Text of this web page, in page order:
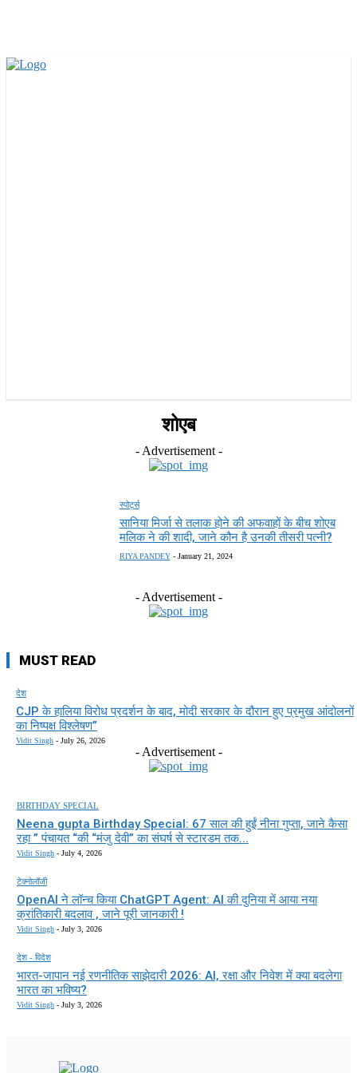
शोएब
- Advertisement -
स्पोर्ट्स
सानिया मिर्जा से तलाक होने की अफवाहों के बीच शोएब
मलिक ने की शादी, जाने कौन है उनकी तीसरी पत्नी?
RIYA PANDEY - January 21, 2024
- Advertisement -
MUST READ
देश
CJP के हालिया विरोध प्रदर्शन के बाद, मोदी सरकार के दौरान हुए प्रमुख आंदोलनों
का निष्पक्ष विश्लेषण”
Vidit Singh - July 26, 2026
- Advertisement -
BIRTHDAY SPECIAL
Neena gupta Birthday Special: 67 साल की हुईं नीना गुप्ता, जाने कैसा
रहा ” पंचायत “की “मंजु देवी” का संघर्ष से स्टारडम तक...
Vidit Singh - July 4, 2026
टेक्नोलॉजी
OpenAI ने लॉन्च किया ChatGPT Agent: AI की दुनिया में आया नया
क्रांतिकारी बदलाव , जाने पूरी जानकारी !
Vidit Singh - July 3, 2026
देश - विदेश
भारत-जापान नई रणनीतिक साझेदारी 2026: AI, रक्षा और निवेश में क्या बदलेगा
भारत का भविष्य?
Vidit Singh - July 3, 2026